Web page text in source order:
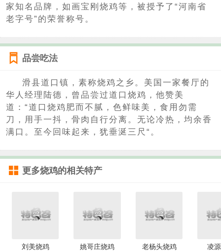
家知名品牌，如画宝刚烧鸡等，被授予了“河南省
老字号”的荣誉称号。
品尝吃法
滑县道口镇，素称烧鸡之乡。美国一家餐厅的
华人经理陆德，曾品尝过道口烧鸡，他赞美
道：“道口烧鸡肥而不腻，色鲜味美，食用勿需
刀，用手一抖，骨肉自行分离。无论冷热，均余香
满口。至今回味起来，犹垂涎三尺“。
更多烧鸡的相关特产
刘美烧鸡 姚哥庄烧鸡 老杨头烧鸡 凌